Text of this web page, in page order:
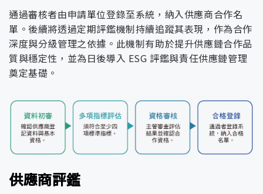
管理政策與方針
依據《公司法》及主管機關相
關規定，建構健全且具透明度
的公司治理制度，強化董事會
經營與法令遵循原則，作為公
司永續發展的治理基礎。 《公
司治理實務守則》：明訂董事
會職責與運作規範，確保治理
制度有效執行。《誠信經營守
法規遵循機制
風險管理架構與權責
部門 權責範圍
風險管理最高責任單位，以遵
險管理整體落實情形，確保風
險有效管控。
由總經理擔任召集人，負責執
資通安全處理小組組織圖
職稱
通報相關單位，作為服務優化
依據。
每項專案皆於執行期間的期中
的整體評價，並據以研擬與推
動後續改善措施。
員工專業培訓
持續強化員工服務意識與應對
能力，提升團隊回應效率與整
通過審核者由申請單位登錄至系統，納入供應商合作名
單。後續將透過定期評鑑機制持續追蹤其表現，作為合作
深度與分級管理之依據。此機制有助於提升供應鏈合作品
質與穩定性，並為日後導入 ESG 評鑑與責任供應鏈管理
奠定基礎。
供應商評鑑